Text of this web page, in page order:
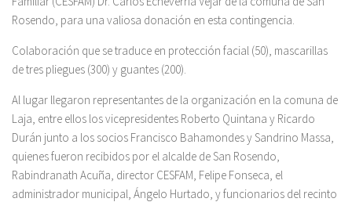
Rosendo, para una valiosa donación en esta contingencia.
Colaboración que se traduce en protección facial (50), mascarillas
de tres pliegues (300) y guantes (200).
Al lugar llegaron representantes de la organización en la comuna de
Laja, entre ellos los vicepresidentes Roberto Quintana y Ricardo
Durán junto a los socios Francisco Bahamondes y Sandrino Massa,
quienes fueron recibidos por el alcalde de San Rosendo,
Rabindranath Acuña, director CESFAM, Felipe Fonseca, el
administrador municipal, Ángelo Hurtado, y funcionarios del recinto